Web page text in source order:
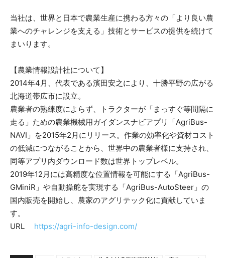
当社は、世界と日本で農業生産に携わる方々の「より良い農
業へのチャレンジを支える」技術とサービスの提供を続けて
まいります。
【農業情報設計社について】
2014年4月、代表である濱田安之により、十勝平野の広がる
北海道帯広市に設立。
農業者の熟練度によらず、トラクターが「まっすぐ等間隔に
走る」ための農業機械用ガイダンスナビアプリ「AgriBus-
NAVI」を2015年2月にリリース。作業の効率化や資材コスト
の低減につながることから、世界中の農業者様に支持され、
同等アプリ内ダウンロード数は世界トップレベル。
2019年12月には高精度な位置情報を可能にする「AgriBus-
GMiniR」や自動操舵を実現する「AgriBus-AutoSteer」の
国内販売を開始し、農家のアグリテック化に貢献していま
す。
URL https://agri-info-design.com/